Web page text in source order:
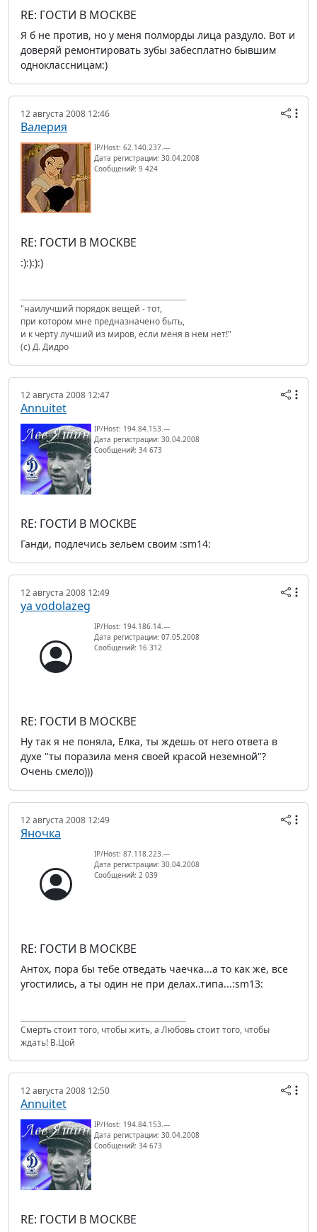
RE: ГОСТИ В МОСКВЕ
Я б не против, но у меня полморды лица раздуло. Вот и
доверяй ремонтировать зубы забесплатно бывшим
одноклассницам:)
12 августа 2008 12:46
Валерия
IP/Host: 62.140.237.---
Дата регистрации: 30.04.2008
Сообщений: 9 424
RE: ГОСТИ В МОСКВЕ
:):):):)
"наилучший порядок вещей - тот,
при котором мне предназначено быть,
и к черту лучший из миров, если меня в нем нет!"
(с) Д. Дидро
12 августа 2008 12:47
Annuitet
IP/Host: 194.84.153.---
Дата регистрации: 30.04.2008
Сообщений: 34 673
RE: ГОСТИ В МОСКВЕ
Ганди, подлечись зельем своим :sm14:
12 августа 2008 12:49
ya vodolazeg
IP/Host: 194.186.14.---
Дата регистрации: 07.05.2008
Сообщений: 16 312
RE: ГОСТИ В МОСКВЕ
Ну так я не поняла, Елка, ты ждешь от него ответа в
духе "ты поразила меня своей красой неземной"?
Очень смело)))
12 августа 2008 12:49
Яночка
IP/Host: 87.118.223.---
Дата регистрации: 30.04.2008
Сообщений: 2 039
RE: ГОСТИ В МОСКВЕ
Антох, пора бы тебе отведать чаечка...а то как же, все
угостились, а ты один не при делах..типа...:sm13:
Смерть стоит того, чтобы жить, а Любовь стоит того, чтобы
ждать! В.Цой
12 августа 2008 12:50
Annuitet
IP/Host: 194.84.153.---
Дата регистрации: 30.04.2008
Сообщений: 34 673
RE: ГОСТИ В МОСКВЕ